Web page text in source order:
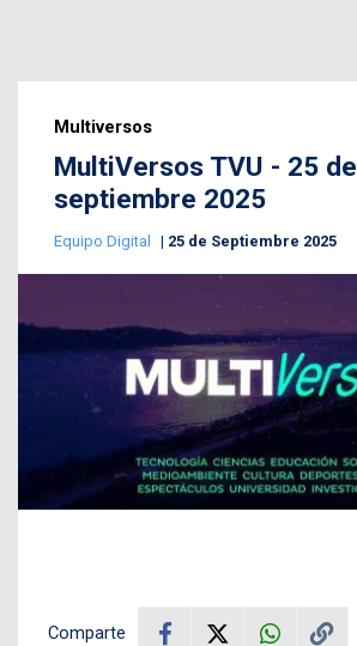
Multiversos
MultiVersos TVU - 25 de
septiembre 2025
Equipo Digital 25 de Septiembre 2025
Comparte